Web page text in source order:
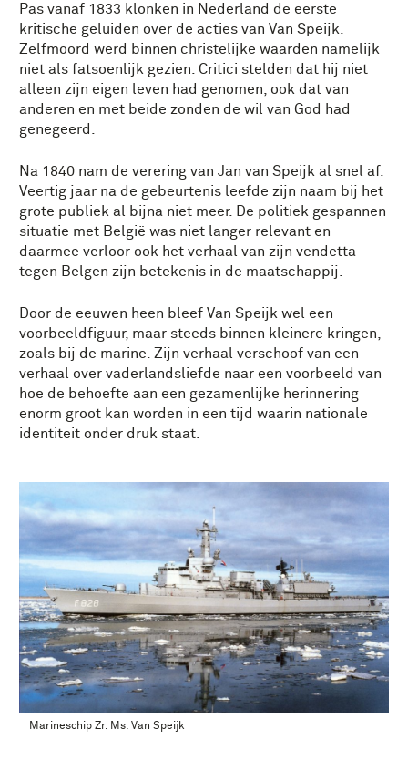
Pas vanaf 1833 klonken in Nederland de eerste
kritische geluiden over de acties van Van Speijk.
Zelfmoord werd binnen christelijke waarden namelijk
niet als fatsoenlijk gezien. Critici stelden dat hij niet
alleen zijn eigen leven had genomen, ook dat van
anderen en met beide zonden de wil van God had
genegeerd.
Na 1840 nam de verering van Jan van Speijk al snel af.
Veertig jaar na de gebeurtenis leefde zijn naam bij het
grote publiek al bijna niet meer. De politiek gespannen
situatie met België was niet langer relevant en
daarmee verloor ook het verhaal van zijn vendetta
tegen Belgen zijn betekenis in de maatschappij.
Door de eeuwen heen bleef Van Speijk wel een
voorbeeldfiguur, maar steeds binnen kleinere kringen,
zoals bij de marine. Zijn verhaal verschoof van een
verhaal over vaderlandsliefde naar een voorbeeld van
hoe de behoefte aan een gezamenlijke herinnering
enorm groot kan worden in een tijd waarin nationale
identiteit onder druk staat.
Marineschip Zr. Ms. Van Speijk